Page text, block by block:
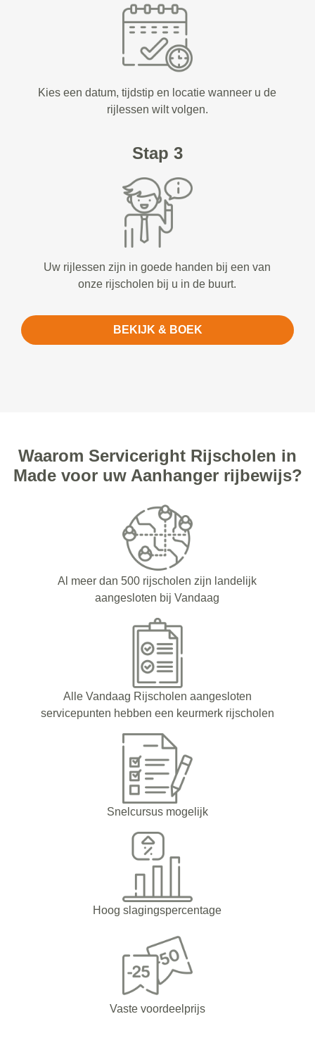
Kies een datum, tijdstip en locatie wanneer u de
rijlessen wilt volgen.
Stap 3
Uw rijlessen zijn in goede handen bij een van
onze rijscholen bij u in de buurt.
BEKIJK & BOEK
Waarom Serviceright Rijscholen in
Made voor uw Aanhanger rijbewijs?
Al meer dan 500 rijscholen zijn landelijk
aangesloten bij Vandaag
Alle Vandaag Rijscholen aangesloten
servicepunten hebben een keurmerk rijscholen
Snelcursus mogelijk
Hoog slagingspercentage
Vaste voordeelprijs